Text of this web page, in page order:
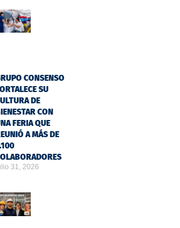
CONSENSO
SU
DE
CON
FERIA QUE
A MÁS DE
31, 2026